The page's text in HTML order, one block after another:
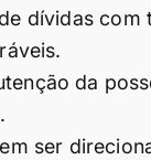
dívidas com
da
ser